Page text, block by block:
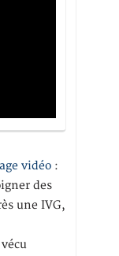
vidéo :
des
une IVG,